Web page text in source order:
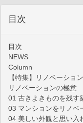
目次
目次
NEWS
Column
【特集】リノベーショ
リノベーションの極意
01 古きよきものを残す
03 マンションをリノベ
04 美しい外観と思い入